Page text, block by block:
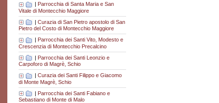
| Parrocchia di Santa Maria e San
Vitale di Montecchio Maggiore
| Curazia di San Pietro apostolo di San
Pietro del Costo di Montecchio Maggiore
| Parrocchia dei Santi Vito, Modesto e
Crescenzia di Montecchio Precalcino
| Parrocchia dei Santi Leonzio e
Carpoforo di Magrè, Schio
| Curazia dei Santi Filippo e Giacomo
di Monte Magrè, Schio
| Parrocchia dei Santi Fabiano e
Sebastiano di Monte di Malo